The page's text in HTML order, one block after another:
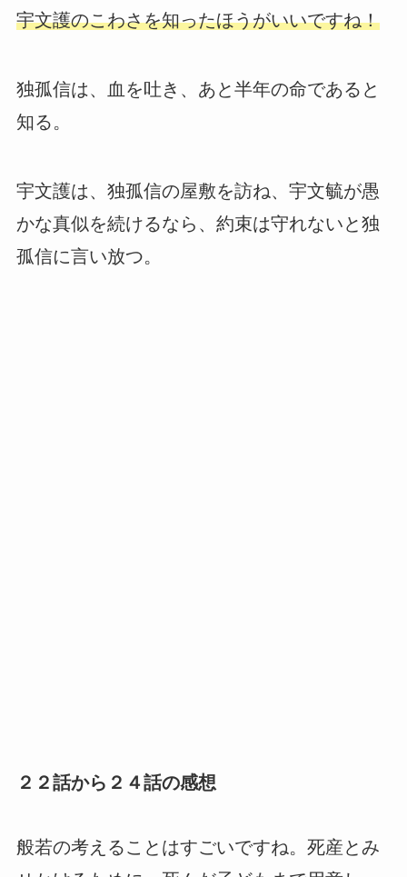
宇文護のこわさを知ったほうがいいですね！
独孤信は、血を吐き、あと半年の命であると
知る。
宇文護は、独孤信の屋敷を訪ね、宇文毓が愚
かな真似を続けるなら、約束は守れないと独
孤信に言い放つ。
２２話から２４話の感想
般若の考えることはすごいですね。死産とみ